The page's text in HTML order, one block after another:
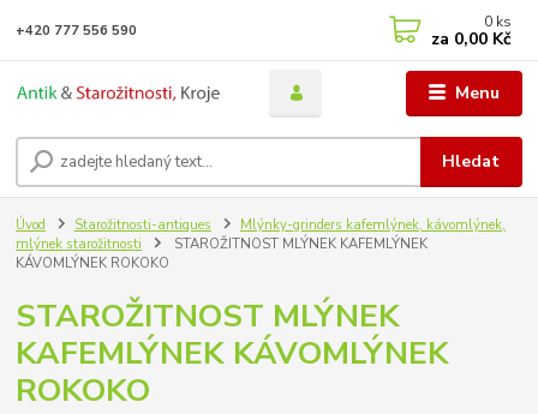
Menu
Hledat
+420 777 556 590 0 ks
za 0,00 Kč
Úvod Starožitnosti-antiques
Mlýnky-grinders kafemlýnek, kávomlýnek,
mlýnek starožitnosti
STAROŽITNOST MLÝNEK KAFEMLÝNEK
KÁVOMLÝNEK ROKOKO
STAROŽITNOST MLÝNEK
KAFEMLÝNEK KÁVOMLÝNEK
ROKOKO